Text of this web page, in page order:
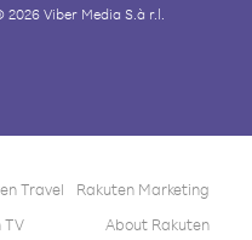
2026Viber Media S.à r.l.
Travel
Rakuten Marketing
TV About Rakuten